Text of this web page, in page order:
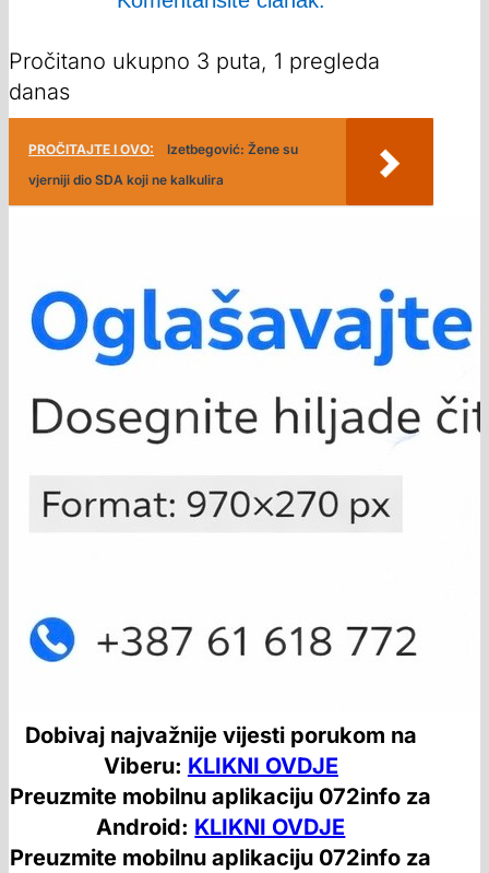
Pročitano ukupno 3 puta, 1 pregleda
danas
PROČITAJTE I OVO:
Izetbegović: Žene su
vjerniji dio SDA koji ne kalkulira
Dobivaj najvažnije vijesti porukom na
Viberu: KLIKNI OVDJE
Preuzmite mobilnu aplikaciju 072info za
Android: KLIKNI OVDJE
Preuzmite mobilnu aplikaciju 072info za